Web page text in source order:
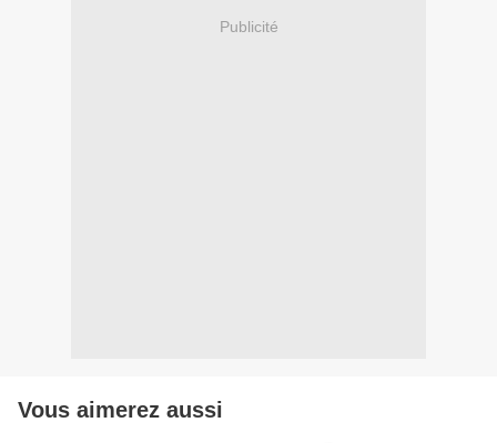
Publicité
Vous aimerez aussi